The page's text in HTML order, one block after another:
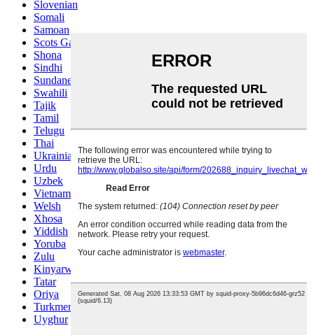
Slovenian
Somali
Samoan
Scots Gaelic
Shona
Sindhi
Sundanese
Swahili
Tajik
Tamil
Telugu
Thai
Ukrainian
Urdu
Uzbek
Vietnamese
Welsh
Xhosa
Yiddish
Yoruba
Zulu
Kinyarwanda
Tatar
Oriya
Turkmen
Uyghur